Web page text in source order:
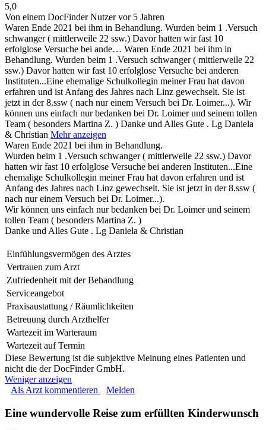
5,0
Von einem DocFinder Nutzervor 5 Jahren
Waren Ende 2021 bei ihm in Behandlung. Wurden beim 1 .Versuch
schwanger ( mittlerweile 22 ssw.) Davor hatten wir fast 10
erfolglose Versuche bei ande… Waren Ende 2021 bei ihm in
Behandlung. Wurden beim 1 .Versuch schwanger ( mittlerweile 22
ssw.) Davor hatten wir fast 10 erfolglose Versuche bei anderen
Instituten...Eine ehemalige Schulkollegin meiner Frau hat davon
erfahren und ist Anfang des Jahres nach Linz gewechselt. Sie ist
jetzt in der 8.ssw ( nach nur einem Versuch bei Dr. Loimer...). Wir
können uns einfach nur bedanken bei Dr. Loimer und seinem tollen
Team ( besonders Martina Z. ) Danke und Alles Gute . Lg Daniela
& Christian Mehr anzeigen
Waren Ende 2021 bei ihm in Behandlung.
Wurden beim 1 .Versuch schwanger ( mittlerweile 22 ssw.) Davor
hatten wir fast 10 erfolglose Versuche bei anderen Instituten...Eine
ehemalige Schulkollegin meiner Frau hat davon erfahren und ist
Anfang des Jahres nach Linz gewechselt. Sie ist jetzt in der 8.ssw (
nach nur einem Versuch bei Dr. Loimer...).
Wir können uns einfach nur bedanken bei Dr. Loimer und seinem
tollen Team ( besonders Martina Z. )
Danke und Alles Gute . Lg Daniela & Christian
Einfühlungsvermögen des Arztes
Vertrauen zum Arzt
Zufriedenheit mit der Behandlung
Serviceangebot
Praxisaustattung / Räumlichkeiten
Betreuung durch Arzthelfer
Wartezeit im Warteraum
Wartezeit auf Termin
Diese Bewertung ist die subjektive Meinung eines Patienten und
nicht die der DocFinder GmbH.
Weniger anzeigen
Als Arzt kommentieren
Melden
Eine wundervolle Reise zum erfüllten Kinderwunsch